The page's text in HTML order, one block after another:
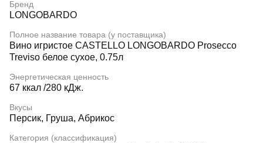
Бренд
LONGOBARDO
Полное название товара (у поставщика)
Вино игристое CASTELLO LONGOBARDO Prosecco
Treviso белое сухое, 0.75л
Энергетическая ценность
67 ккал /280 кДж.
Вкусы
Персик, Груша, Абрикос
Категория (классификация)